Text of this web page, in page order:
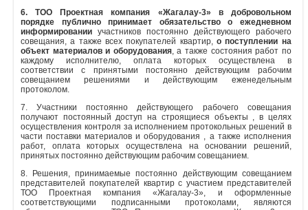
6. ТОО Проектная компания «Жагалау-3» в добровольном
порядке публично принимает обязательство о ежедневном
информировании участников постоянно действующего рабочего
совещания, а также всех покупателей квартир,о поступлении на
объект материалов и оборудования, а также состояния работ по
каждому исполнителю, оплата которых осуществлена в
соответствии с принятыми постоянно действующим рабочим
совещанием решениями и действующим еженедельным
протоколом.
7. Участники постоянно действующего рабочего совещания
получают постоянный доступ на строящиеся объекты , в целях
осуществления контроля за исполнением протокольных решений в
части поставки материалов и оборудования , а также исполнения
работ, оплата которых осуществлена на основании решений,
принятых постоянно действующим рабочим совещанием.
8. Решения, принимаемые постоянно действующим совещанием
представителей покупателей квартир с участием представителей
ТОО Проектная компания «Жагалау-3», и оформленные
соответствующими подписанными протоколами, являются